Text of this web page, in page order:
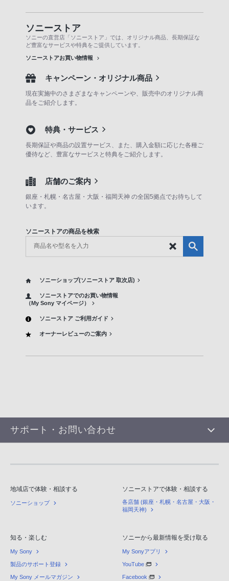
ソニーストア
ソニーの直営店「ソニーストア」では、オリジナル商品、長期保証な
ど豊富なサービスや特典をご提供しています。
ソニーストアお買い物情報
キャンペーン・オリジナル商品
現在実施中のさまざまなキャンペーンや、販売中のオリジナル商
品をご紹介します。
特典・サービス
長期保証や商品の設置サービス、また、購入金額に応じた各種ご
優待など、豊富なサービスと特典をご紹介します。
店舗のご案内
銀座・札幌・名古屋・大阪・福岡天神 の全国5拠点でお待ちして
います。
ソニーストアの商品を検索
ソニーショップ(ソニーストア 取次店)
ソニーストアでのお買い物情報
（My Sony マイページ）
ソニーストア ご利用ガイド
オーナーレビューのご案内
サポート・お問い合わせ
地域店で体験・相談する
ソニーショップ
ソニーストアで体験・相談する
各店舗 (銀座・札幌・名古屋・大阪・
福岡天神)
知る・楽しむ
My Sony
製品のサポート登録
My Sony メールマガジン
ソニーから最新情報を受け取る
My Sonyアプリ
YouTube
Facebook